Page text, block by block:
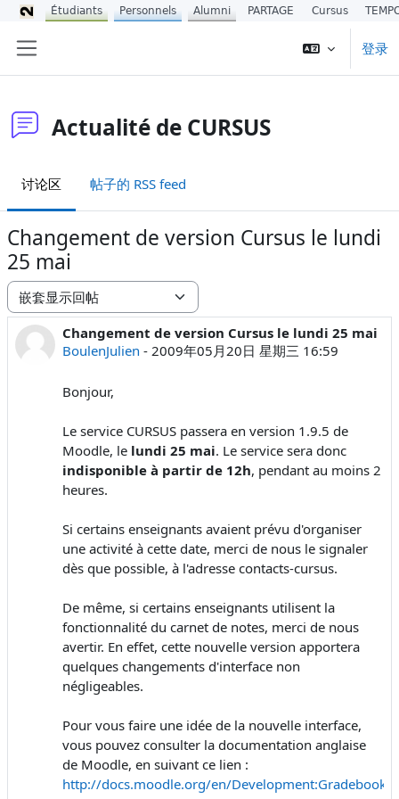
登录
Actualité de CURSUS
讨论区 帖子的 RSS feed
Changement de version Cursus le lundi
25 mai
显示模式
Changement de version Cursus le lundi 25 mai
BoulenJulien - 2009年05月20日 星期三 16:59
回帖数：0
Bonjour,
Le service CURSUS passera en version 1.9.5 de
Moodle, le lundi 25 mai. Le service sera donc
indisponible à partir de 12h, pendant au moins 2
heures.
Si certains enseignants avaient prévu d'organiser
une activité à cette date, merci de nous le signaler
dès que possible, à l'adresse contacts-cursus.
De même, si certains enseignants utilisent la
fonctionnalité du carnet de notes, merci de nous
avertir. En effet, cette nouvelle version apportera
quelques changements d'interface non
négligeables.
Pour vous faire une idée de la nouvelle interface,
vous pouvez consulter la documentation anglaise
de Moodle, en suivant ce lien :
http://docs.moodle.org/en/
Étudiants Personnels Alumni PARTAGE Cursus